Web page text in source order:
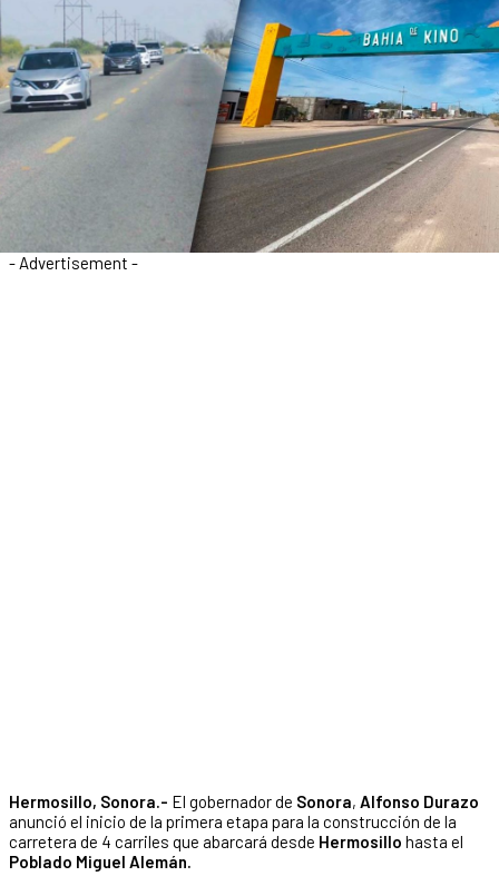
- Advertisement -
Hermosillo, Sonora.- El gobernador de Sonora, Alfonso Durazo
anunció el inicio de la primera etapa para la construcción de la
carretera de 4 carriles que abarcará desde Hermosillo hasta el
Poblado Miguel Alemán.